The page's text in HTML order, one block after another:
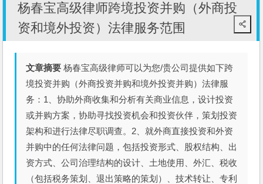
杨春宝高级律师跨境投资并购（外商投
资和境外投资）法律服务范围
文章摘要 杨春宝高级律师可以为您/贵公司提供如下跨
境投资并购（外商投资并购和境外投资并购）法律服
务：1、协助外商收集和分析有关商业信息，设计投资
或并购方案，协助寻找投资机会和投资伙伴，策划投资
架构和进行法律尽职调查。2、就外商直接投资和外资
并购中的任何法律问题，包括投资形式、股权结构、出
资方式、公司治理结构的设计、土地使用、外汇、税收
（包括税务策划、退出策略的策划）、技术转让、专利